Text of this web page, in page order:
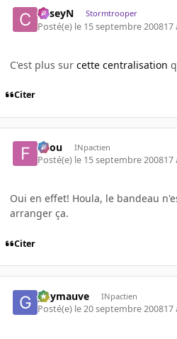
CaseyN Stormtrooper
Posté(e) le 15 septembre 200817
C'est plus sur cette centralisation
Citer
falou INpactien
Posté(e) le 15 septembre 200817
Oui en effet! Houla, le bandeau
arranger ça.
Citer
guymauve INpactien
Posté(e) le 20 septembre 200817